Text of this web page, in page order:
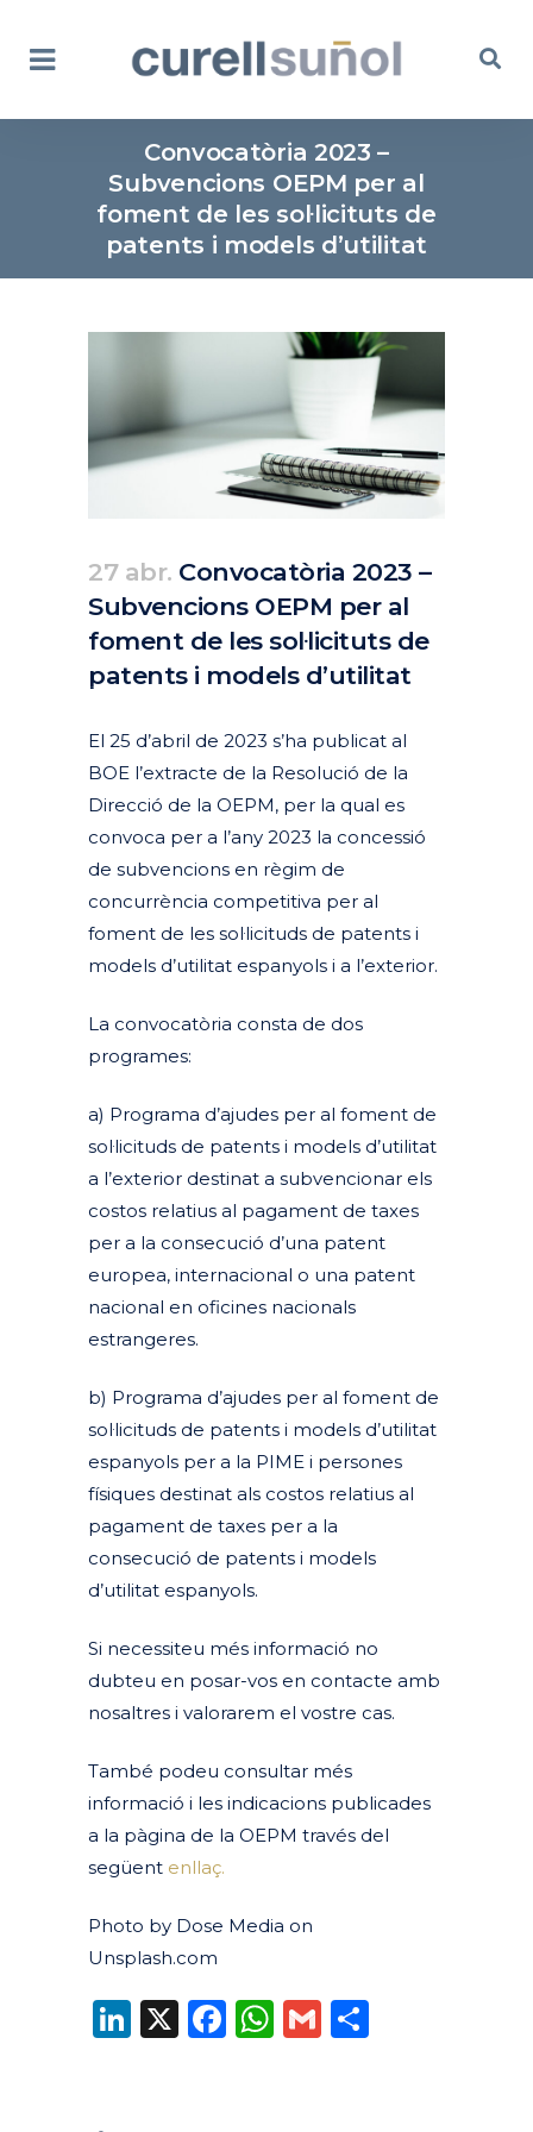
Convocatòria 2023 –
Subvencions OEPM per al
foment de les sol·licituts de
patents i models d’utilitat
27 abr. Convocatòria 2023 –
Subvencions OEPM per al
foment de les sol·licituts de
patents i models d’utilitat
El 25 d’abril de 2023 s’ha publicat al
BOE l’extracte de la Resolució de la
Direcció de la OEPM, per la qual es
convoca per a l’any 2023 la concessió
de subvencions en règim de
concurrència competitiva per al
foment de les sol·licituds de patents i
models d’utilitat espanyols i a l’exterior.
La convocatòria consta de dos
programes:
a) Programa d’ajudes per al foment de
sol·licituds de patents i models d’utilitat
a l’exterior destinat a subvencionar els
costos relatius al pagament de taxes
per a la consecució d’una patent
europea, internacional o una patent
nacional en oficines nacionals
estrangeres.
b) Programa d’ajudes per al foment de
sol·licituds de patents i models d’utilitat
espanyols per a la PIME i persones
físiques destinat als costos relatius al
pagament de taxes per a la
consecució de patents i models
d’utilitat espanyols.
Si necessiteu més informació no
dubteu en posar-vos en contacte amb
nosaltres i valorarem el vostre cas.
També podeu consultar més
informació i les indicacions publicades
a la pàgina de la OEPM través del
següent enllaç.
Photo by Dose Media on
Unsplash.com
LinkedIn
X Facebook
WhatsApp
Gmail